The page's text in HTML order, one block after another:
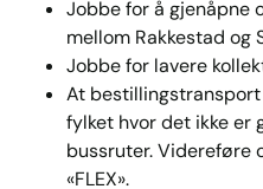
Jobbe for å
mellom Rakkestad og
Jobbe for lavere
At
fylket hvor det ikke er
bussruter. Videreføre
«FLEX».